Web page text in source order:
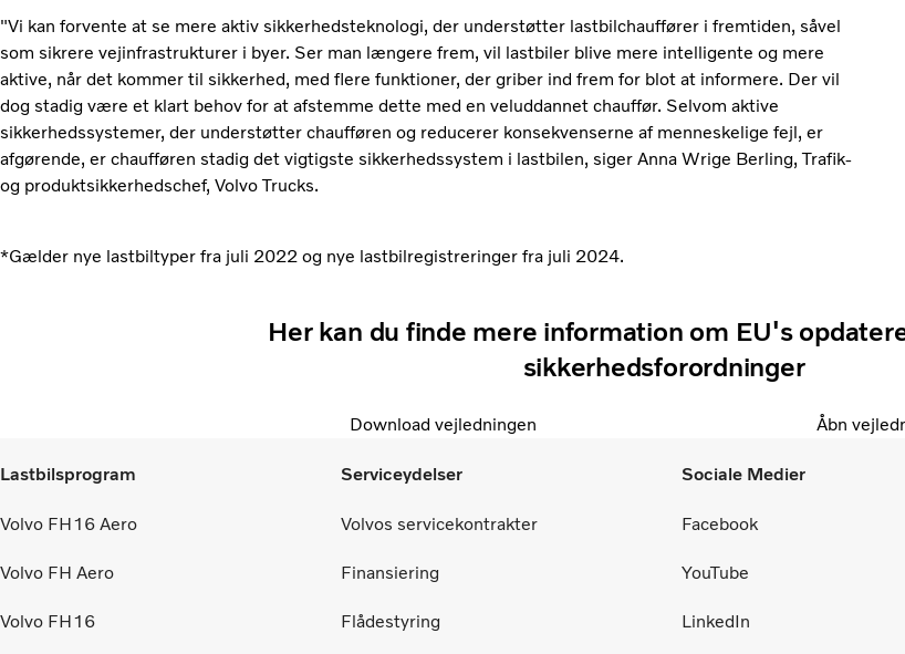
"Vi kan forvente at se mere aktiv sikkerhedsteknologi, der understøtter lastbilchauffører i fremtiden, såvel
som sikrere vejinfrastrukturer i byer. Ser man længere frem, vil lastbiler blive mere intelligente og mere
aktive, når det kommer til sikkerhed, med flere funktioner, der griber ind frem for blot at informere. Der vil
dog stadig være et klart behov for at afstemme dette med en veluddannet chauffør. Selvom aktive
sikkerhedssystemer, der understøtter chaufføren og reducerer konsekvenserne af menneskelige fejl, er
afgørende, er chaufføren stadig det vigtigste sikkerhedssystem i lastbilen, siger Anna Wrige Berling, Trafik-
og produktsikkerhedschef, Volvo Trucks.
*Gælder nye lastbiltyper fra juli 2022 og nye lastbilregistreringer fra juli 2024.
Her kan du finde mere information om EU's
sikkerhedsforordninger
Download vejledningen Åbn
Lastbilsprogram
Volvo FH16 Aero
Volvo FH Aero
Volvo FH16
Serviceydelser
Volvos servicekontrakter
Finansiering
Flådestyring
Sociale Medier
Facebook
YouTube
LinkedIn